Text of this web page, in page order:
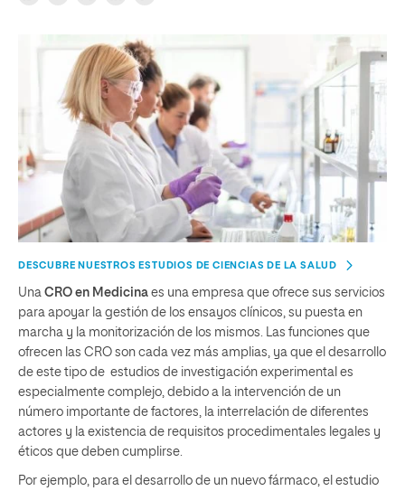
DESCUBRE NUESTROS ESTUDIOS DE CIENCIAS DE LA SALUD
Una CRO en Medicina es una empresa que ofrece sus servicios
para apoyar la gestión de los ensayos clínicos, su puesta en
marcha y la monitorización de los mismos. Las funciones que
ofrecen las CRO son cada vez más amplias, ya que el desarrollo
de este tipo de estudios de investigación experimental es
especialmente complejo, debido a la intervención de un
número importante de factores, la interrelación de diferentes
actores y la existencia de requisitos procedimentales legales y
éticos que deben cumplirse.
Por ejemplo, para el desarrollo de un nuevo fármaco, el estudio